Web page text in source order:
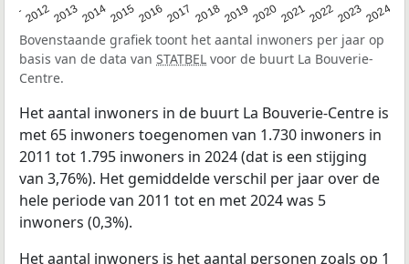
201220132014201520162017 20182019 20202021202220232024
Bovenstaande grafiek toont het aantal inwoners per jaar op
basis van de data van STATBEL voor de buurt La Bouverie-
Centre.
Het aantal inwoners in de buurt La Bouverie-Centre is
met 65 inwoners toegenomen van 1.730 inwoners in
2011 tot 1.795 inwoners in 2024 (dat is een stijging
van 3,76%). Het gemiddelde verschil per jaar over de
hele periode van 2011 tot en met 2024 was 5
inwoners (0,3%).
Het aantal inwoners is het aantal personen zoals op 1